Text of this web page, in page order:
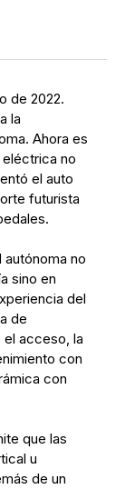
de 2022.
la
Ahora es
eléctrica no
el auto
futurista
autónoma no
sino en
del
de
acceso, la
con
con
que las
u
de un